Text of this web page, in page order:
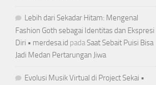
Lebih dari Sekadar Hitam: Mengenal
Fashion Goth sebagai Identitas dan Ekspresi
Diri • merdesa.id pada Saat Sebait Puisi Bisa
Jadi Medan Pertarungan Jiwa
Evolusi Musik Virtual di Project Sekai •